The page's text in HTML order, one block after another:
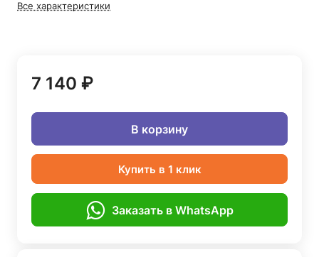
Все характеристики
7 140 ₽
В корзину
Купить в 1 клик
Заказать в WhatsApp